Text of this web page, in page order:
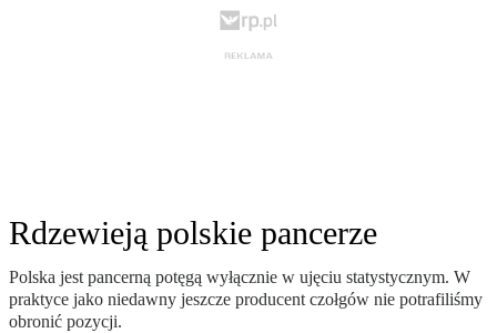
Rdzewieją polskie pancerze
Polska jest pancerną potęgą wyłącznie w ujęciu statystycznym. W
praktyce jako niedawny jeszcze producent czołgów nie potrafiliśmy
obronić pozycji.